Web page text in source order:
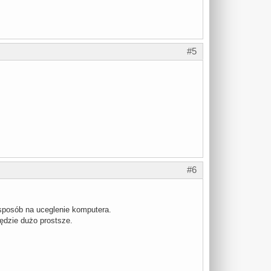
#5
#6
na uceglenie komputera.
dużo prostsze.